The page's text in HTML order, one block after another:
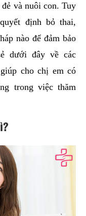
và nuôi con. Tuy
định bỏ thai,
nào để đảm bảo
dưới đây về các
cho chị em có
trong việc thăm